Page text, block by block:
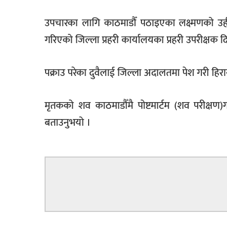
उपचारका लागि काठमाडौँ पठाइएका लक्ष्मणको
गरिएको जिल्ला प्रहरी कार्यालयका प्रहरी
पक्राउ परेका दुवैलाई जिल्ला अदालतमा पेश गरी
मृतकको शव काठमाडौँमै पोष्टमार्टम (शव
बताउनुभयो ।